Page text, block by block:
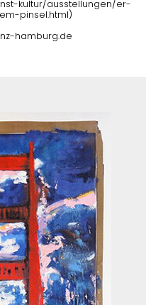
kultur/ausstellungen/er-
pinsel.html)
hamburg.de